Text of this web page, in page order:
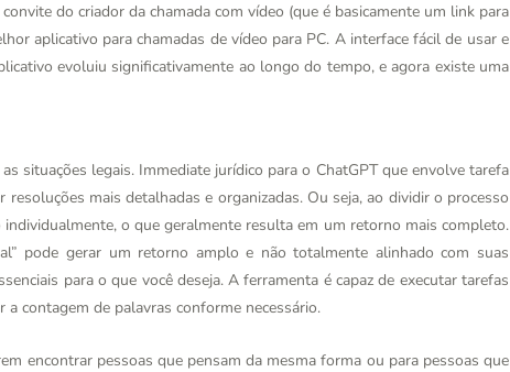
do criador da chamada com vídeo (que é basicamente um link para
aplicativo para chamadas de vídeo para PC. A interface fácil de usar e
evoluiu significativamente ao longo do tempo, e agora existe uma
situações legais. Immediate jurídico para o ChatGPT que envolve tarefa
mais detalhadas e organizadas. Ou seja, ao dividir o processo
o que geralmente resulta em um retorno mais completo.
pode gerar um retorno amplo e não totalmente alinhado com suas
para o que você deseja. A ferramenta é capaz de executar tarefas
contagem de palavras conforme necessário.
encontrar pessoas que pensam da mesma forma ou para pessoas que